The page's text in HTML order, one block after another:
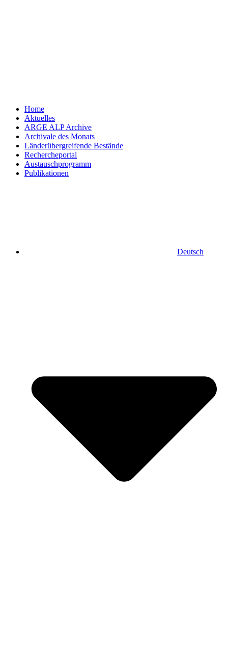
Home
Aktuelles
ARGE ALP Archive
Archivale des Monats
Länderübergreifende Bestände
Rechercheportal
Austauschprogramm
Publikationen
Deutsch